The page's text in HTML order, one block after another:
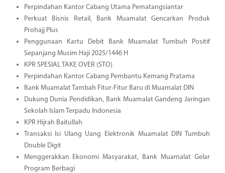
Perpindahan Kantor Cabang Utama Pematangsiantar
Perkuat Bisnis Retail, Bank Muamalat Gencarkan Produk
Prohajj Plus
Penggunaan Kartu Debit Bank Muamalat Tumbuh Positif
Sepanjang Musim Haji 2025/1446 H
KPR SPESIAL TAKE OVER (STO)
Perpindahan Kantor Cabang Pembantu Kemang Pratama
Bank Muamalat Tambah Fitur-Fitur Baru di Muamalat DIN
Dukung Dunia Pendidikan, Bank Muamalat Gandeng Jaringan
Sekolah Islam Terpadu Indonesia
KPR Hijrah Baitullah
Transaksi Isi Ulang Uang Elektronik Muamalat DIN Tumbuh
Double Digit
Menggerakkan Ekonomi Masyarakat, Bank Muamalat Gelar
Program Berbagi